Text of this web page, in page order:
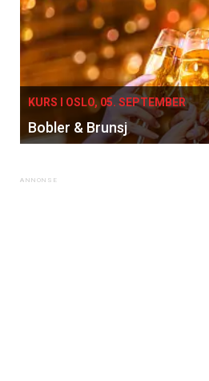
KURS I OSLO, 05. SEPTEMBER
Bobler & Brunsj